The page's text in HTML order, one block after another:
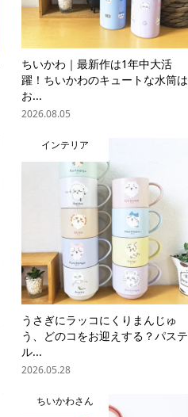
ちいかわ｜最新作は1年中大活
躍！ちいかわのキュートな水筒は
お...
2026.08.05
インテリア
うさぎにラッコにくりまんじゅ
う、どのコをお迎えする？パステ
ル...
2026.05.28
ちいかわさん